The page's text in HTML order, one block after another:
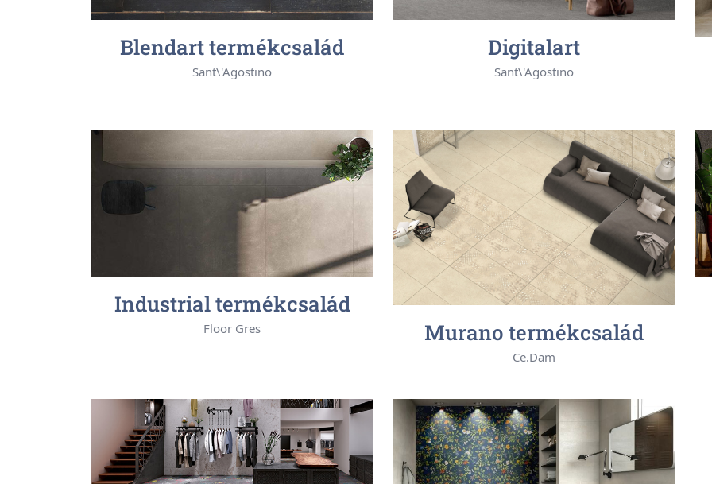
Blendart termékcsalád
Sant\'Agostino
Digitalart
Sant\'Agostino
Industrial termékcsalád
Floor Gres Murano termékcsalád
Ce.Dam